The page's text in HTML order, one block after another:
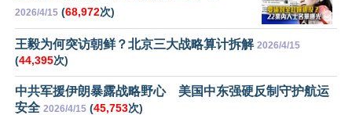
2026/4/15 (68,972次)
王毅为何突访朝鲜？北京三大战略算计拆解 2026/4/15
(44,395次)
中共军援伊朗暴露战略野心 美国中东强硬反制守护航运
安全 2026/4/15 (45,753次)